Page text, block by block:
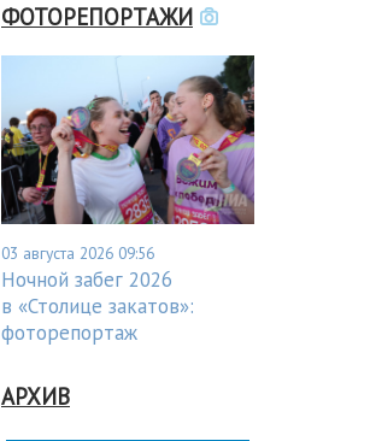
ФОТОРЕПОРТАЖИ
03 августа 2026 09:56
Ночной забег 2026
в «Столице закатов»:
фоторепортаж
АРХИВ